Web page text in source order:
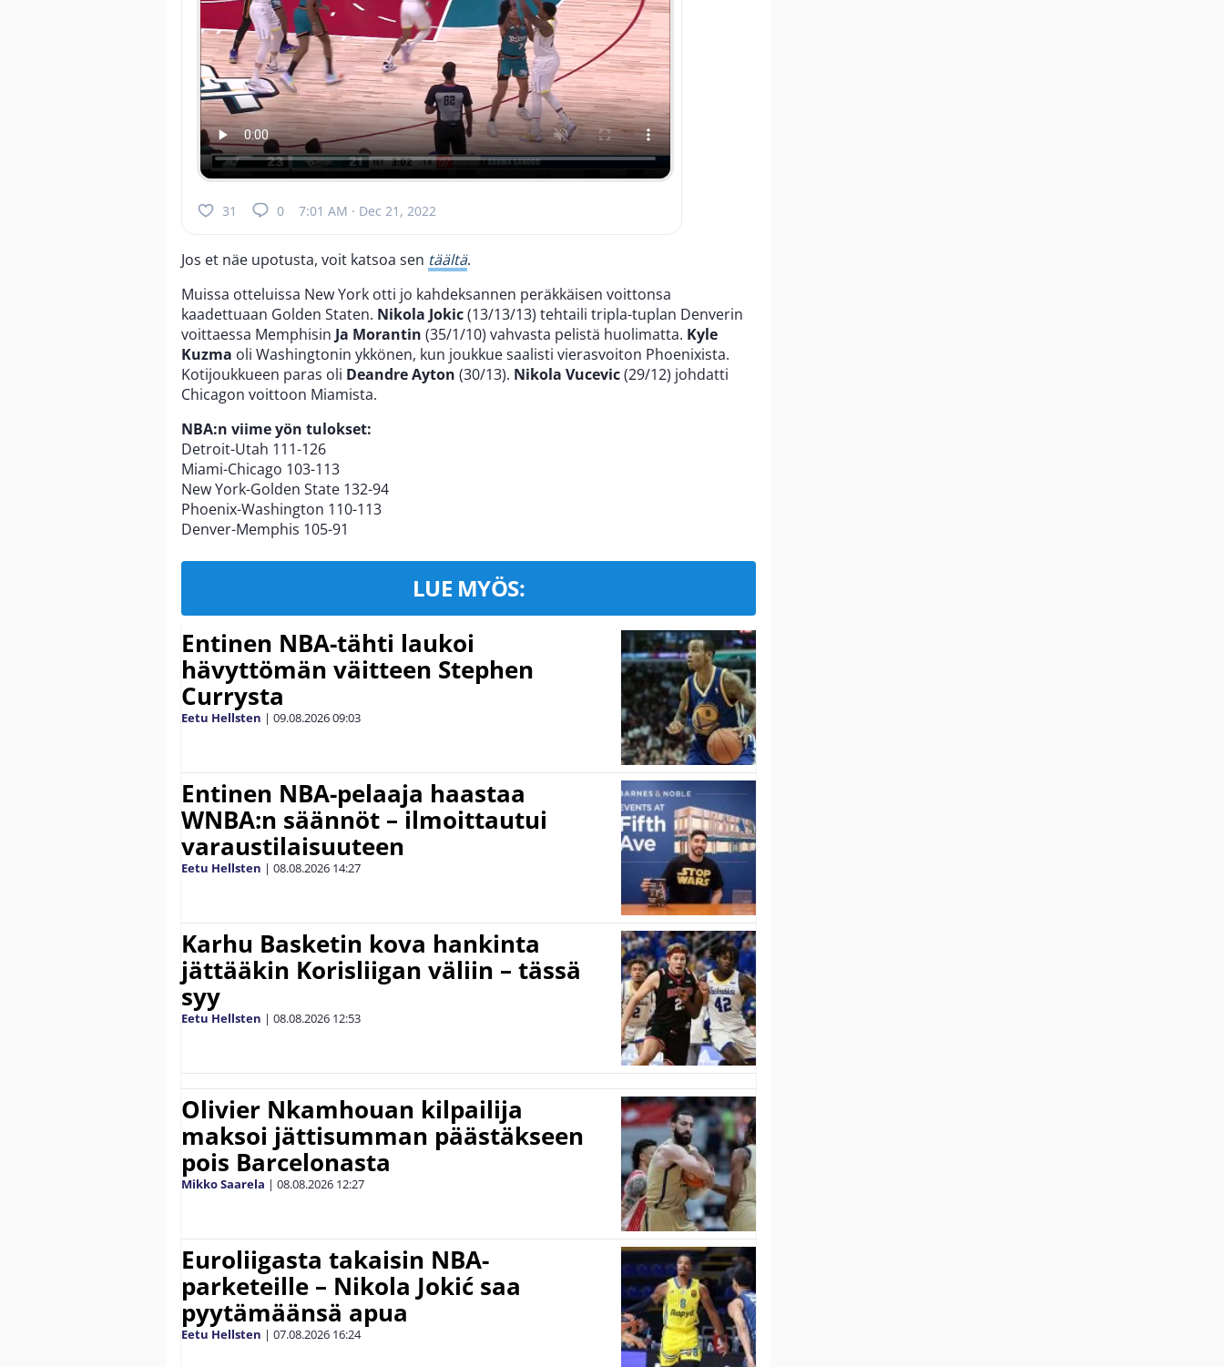
31 0 7:01 AM · Dec 21, 2022
Jos et näe upotusta, voit katsoa sen täältä.
Muissa otteluissa New York otti jo kahdeksannen peräkkäisen voittonsa
kaadettuaan Golden Staten. Nikola Jokic(13/13/13) tehtaili tripla-tuplan Denverin
voittaessa Memphisin Ja Morantin (35/1/10) vahvasta pelistä huolimatta. Kyle
Kuzma oli Washingtonin ykkönen, kun joukkue saalisti vierasvoiton Phoenixista.
Kotijoukkueen paras oli Deandre Ayton (30/13). Nikola Vucevic(29/12) johdatti
Chicagon voittoon Miamista.
NBA:n viime yön tulokset:
Detroit-Utah 111-126
Miami-Chicago 103-113
New York-Golden State 132-94
Phoenix-Washington 110-113
Denver-Memphis 105-91
LUE MYÖS:
Entinen NBA-tähti laukoi
hävyttömän väitteen Stephen
Currysta
Eetu Hellsten | 09.08.202609:03
Entinen NBA-pelaaja haastaa
WNBA:n säännöt – ilmoittautui
varaustilaisuuteen
Eetu Hellsten | 08.08.2026 14:27
Karhu Basketin kova hankinta
jättääkin Korisliigan väliin – tässä
syy
Eetu Hellsten | 08.08.2026 12:53
Olivier Nkamhouan kilpailija
maksoi jättisumman päästäkseen
pois Barcelonasta
Mikko Saarela | 08.08.2026 12:27
Euroliigasta takaisin NBA-
parketeille – Nikola Jokić saa
pyytämäänsä apua
Eetu Hellsten | 07.08.2026 16:24